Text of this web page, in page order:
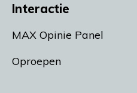
Interactie
MAX Opinie Panel
Oproepen